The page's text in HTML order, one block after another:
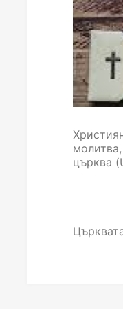
църква